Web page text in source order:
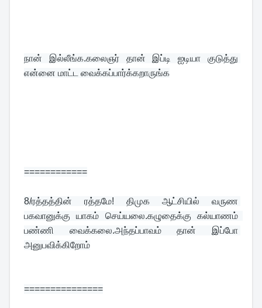
நான் இல்லீங்க.கலைஞர் தான் இப்டி ஐடியா குடுத்து
என்னை மாட்ட வைக்கப்பார்க்கறாருங்க
============
8/ரத்தத்தின் ரத்தமே! திமுக ஆட்சியில் வருண
பகவானுக்கு யாகம் செய்யலை.கழுதைக்கு கல்யாணம்
பண்ணி வைக்கலை.அந்தப்பாவம் தான் இப்போ
அனுபவிக்கிறோம்
===============